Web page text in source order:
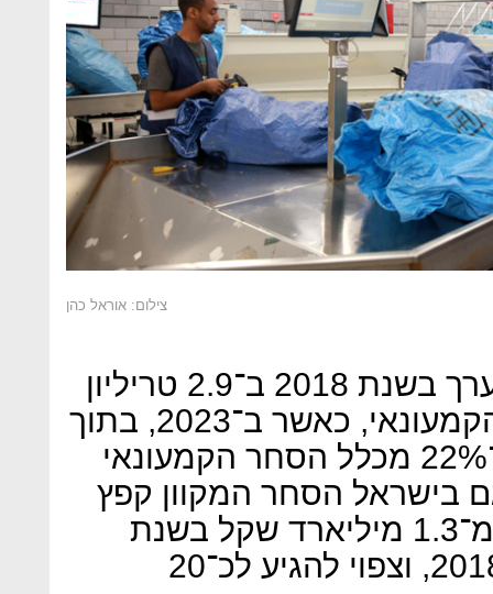
צילום: אוראל כהן
היקף הסחר המקוון בעולם הוערך בשנת 2018 ב־2.9 טריליון
דולר, כ־12.2% מכלל הסחר הקמעונאי, כאשר ב־2023, בתוך
חמש שנים, הוא צפוי להגיע ל־22% מכלל הסחר הקמעונאי
דולר. גם בישראל הסחר המקוון קפץ
פי עשרה בתוך פחות מעשור, מ־1.3 מיליארד שקל בשנת
2010 ל־13 מיליארד שקל ב־2018, וצפוי להגיע לכ־20